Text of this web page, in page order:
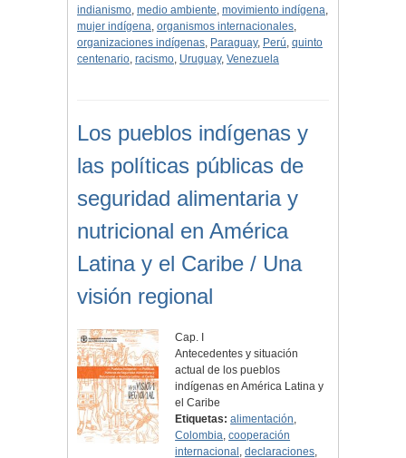
indianismo, medio ambiente, movimiento indígena,
mujer indígena, organismos internacionales,
organizaciones indígenas, Paraguay, Perú, quinto
centenario, racismo, Uruguay, Venezuela
Los pueblos indígenas y
las políticas públicas de
seguridad alimentaria y
nutricional en América
Latina y el Caribe / Una
visión regional
Cap. I
Antecedentes y situación
actual de los pueblos
indígenas en América Latina y
el Caribe
Etiquetas: alimentación,
Colombia,cooperación
internacional ,declaraciones,